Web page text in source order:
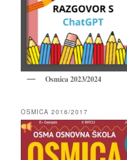
Osmica 2023/2024
OSMICA 2016/2017